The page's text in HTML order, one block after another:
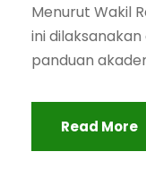
Menurut Wakil
ini
panduan
Read More